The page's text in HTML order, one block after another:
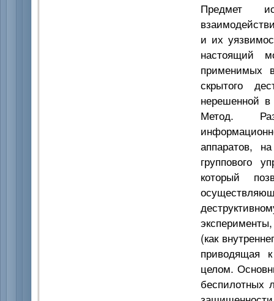
Предмет
и их
настоящий
применимых
скрытого
нерешенной в
Метод.
аппаратов,
группового
который
(как
приводящая
целом.
беспилотных